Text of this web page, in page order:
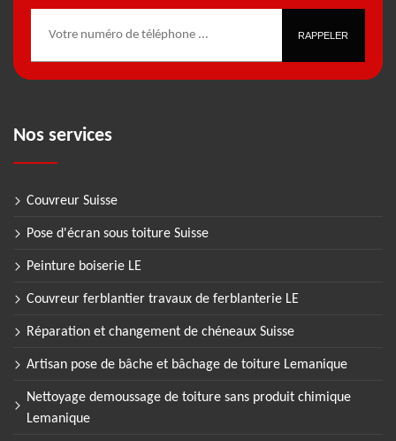
Nos services
Couvreur Suisse
Pose d'écran sous toiture Suisse
Peinture boiserie LE
Couvreur ferblantier travaux de ferblanterie LE
Réparation et changement de chéneaux Suisse
Artisan pose de bâche et bâchage de toiture Lemanique
Nettoyage demoussage de toiture sans produit chimique
Lemanique